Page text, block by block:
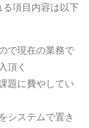
項目内容は以下
で現在の業務で
頂く
題に費やしてい
システムで置き